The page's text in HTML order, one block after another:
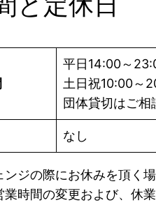
平日14:00～
土日祝10:00～
団体貸切はご相
なし
ンジの際にお休みを頂く
業時間の変更および、休